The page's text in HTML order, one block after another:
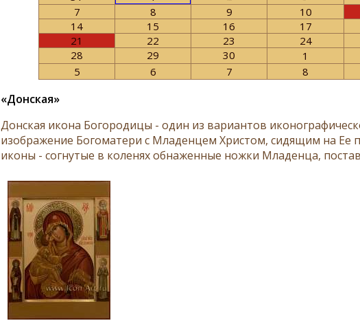
7
8 9
10
14
15 16
17
21
22 23
24
28
29 30
1
5
6 7 8
«Донская»
Донская икона Богородицы - один из вариантов
изображение Богоматери с Младенцем Христом, сидящим на Ее
иконы - согнутые в коленях обнаженные ножки Младенца,